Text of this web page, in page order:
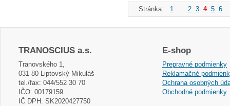
Stránka: 1 ... 2 3 4 5 6
TRANOSCIUS a.s.
Tranovského 1,
031 80 Liptovský Mikuláš
tel./fax: 044/552 30 70
IČO: 00179159
IČ DPH: SK2020427750
E-shop
Prepravné podmienky
Reklamačné
Ochrana osobných
Obchodné podmienky